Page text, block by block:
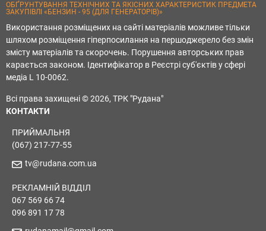
ОБҐРУНТУВАННЯ ТЕХНІЧНИХ ТА ЯКІСНИХ ХАРАКТЕРИСТИК ПРЕДМЕТА
ЗАКУПІВЛІ «БЕНЗИН - 95 (ДЛЯ ГЕНЕРАТОРІВ)»
Використання розміщених на сайті матеріалів можливе тільки
шляхом розміщення гіперпосилання на першоджерело без змін
змісту матеріалів та скорочень. Порушення авторських прав
карається законом. Ідентифікатор в Реєстрі суб'єктів у сфері
медіа L 10-0062.
Всі права захищені © 2026, ТРК "Рудана"
КОНТАКТИ
ПРИЙМАЛЬНЯ
(067) 217-77-55
tv@rudana.com.ua
РЕКЛАМНІЙ ВІДДІЛ
067 569 66 74
096 891 17 78